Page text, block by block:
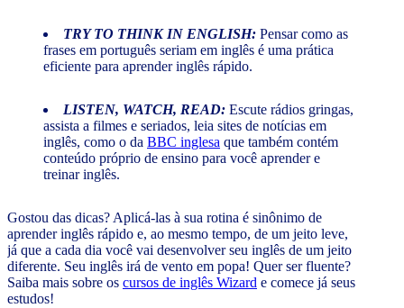
TRY TO THINK IN ENGLISH: Pensar como as
frases em português seriam em inglês é uma prática
eficiente para aprender inglês rápido.
LISTEN, WATCH, READ: Escute rádios gringas,
assista a filmes e seriados, leia sites de notícias em
inglês, como o da BBC inglesa que também contém
conteúdo próprio de ensino para você aprender e
treinar inglês.
Gostou das dicas? Aplicá-las à sua rotina é sinônimo de
aprender inglês rápido e, ao mesmo tempo, de um jeito leve,
já que a cada dia você vai desenvolver seu inglês de um jeito
diferente. Seu inglês irá de vento em popa! Quer ser fluente?
Saiba mais sobre os cursos de inglês Wizard e comece já seus
estudos!